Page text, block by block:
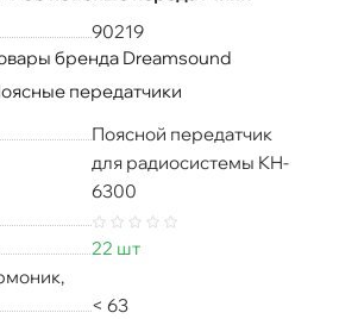
90219
бренда Dreamsound
передатчики
Поясной передатчик
для радиосистемы KH-
6300
22 шт
< 63